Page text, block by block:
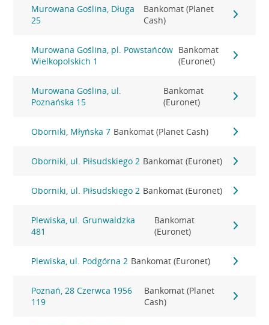
Murowana Goślina, Długa
25
Bankomat (Planet
Cash)
Murowana Goślina, pl. Powstańców
Wielkopolskich 1
Bankomat
(Euronet)
Murowana Goślina, ul.
Poznańska 15
Bankomat
(Euronet)
Oborniki, Młyńska 7 Bankomat (Planet Cash)
Oborniki, ul. Piłsudskiego 2 Bankomat (Euronet)
Oborniki, ul. Piłsudskiego 2 Bankomat (Euronet)
Plewiska, ul. Grunwaldzka
481
Bankomat
(Euronet)
Plewiska, ul. Podgórna 2 Bankomat (Euronet)
Poznań, 28 Czerwca 1956
119
Bankomat (Planet
Cash)